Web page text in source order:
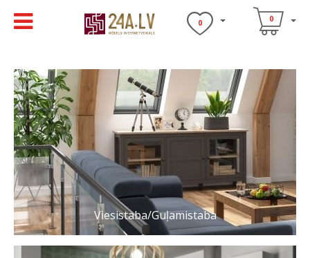
0 0
Viesistaba/Guļamistaba